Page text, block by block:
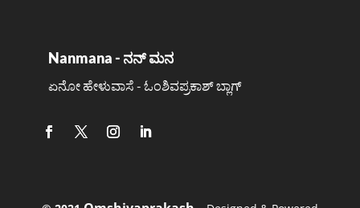
Nanmana - ನನ್ ಮನ
ಏನೋ ಹೇಳುವಾಸೆ - ಓಂಶಿವಪ್ರಕಾಶ್ ಬ್ಲಾಗ್